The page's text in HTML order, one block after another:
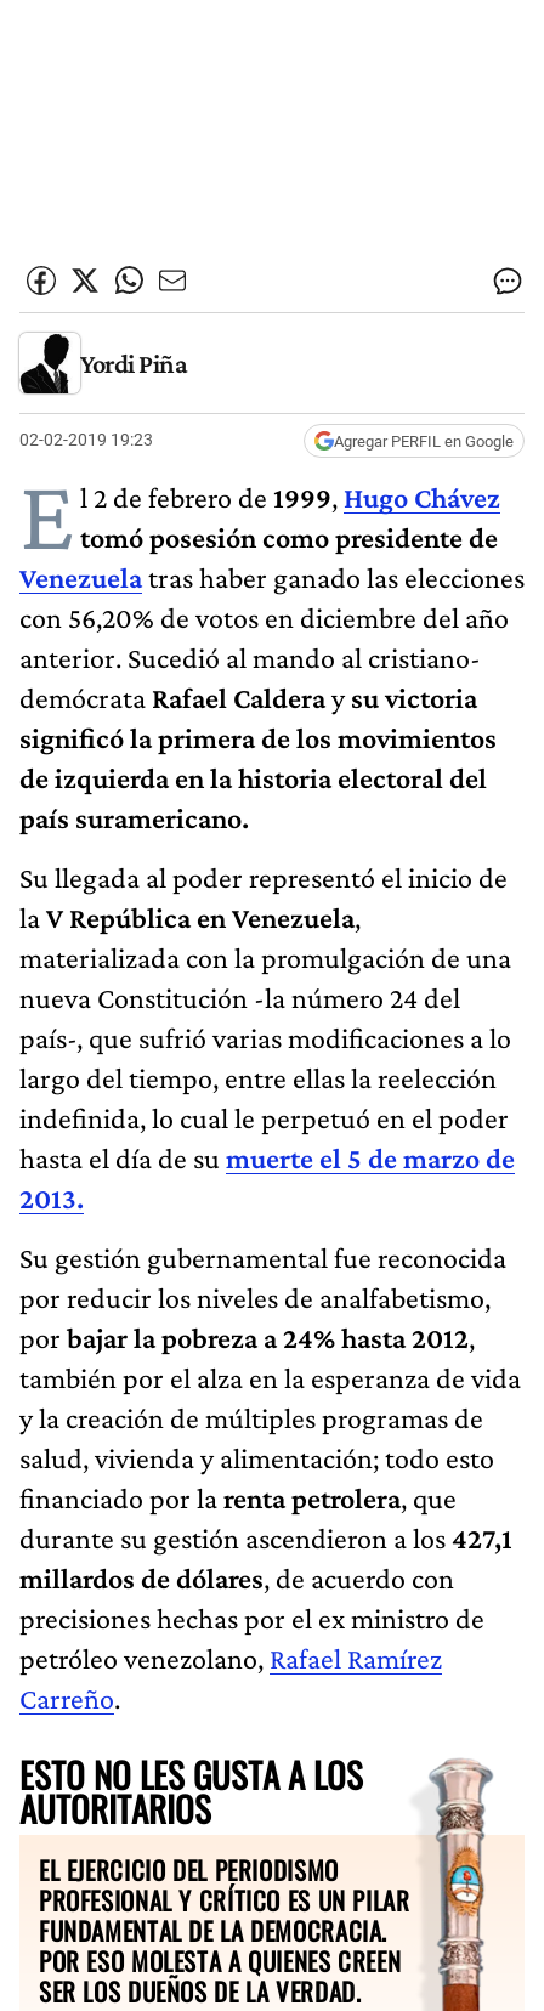
Yordi Piña
02-02-2019 19:23 Agregar PERFIL en Google
E l 2 de febrero de 1999, Hugo Chávez
tomó posesión como presidente de
Venezuelatras haber ganado las elecciones
con 56,20% de votos en diciembre del año
anterior. Sucedió al mando al cristiano-
demócrata Rafael Calderaysu victoria
significó la primera de los movimientos
de izquierda en la historia electoral del
país suramericano.
Su llegada al poder representó el inicio de
laV República en Venezuela,
materializada con la promulgación de una
nueva Constitución -la número 24 del
país-, que sufrió varias modificaciones a lo
largo del tiempo, entre ellas la reelección
indefinida, lo cual le perpetuó en el poder
hasta el día de su muerte el 5 de marzo de
2013.
Su gestión gubernamental fue reconocida
por reducir los niveles de analfabetismo,
por bajar la pobreza a 24% hasta 2012,
también por el alza en la esperanza de vida
y la creación de múltiples programas de
salud, vivienda y alimentación; todo esto
financiado por larenta petrolera, que
durante su gestión ascendieron a los427,1
millardos de dólares, de acuerdo con
precisiones hechas por el ex ministro de
petróleo venezolano, Rafael Ramírez
Carreño.
ESTO NO LES GUSTA A LOS
AUTORITARIOS
EL EJERCICIO DEL PERIODISMO
PROFESIONAL Y CRÍTICO ES UN PILAR
FUNDAMENTAL DE LA DEMOCRACIA.
POR ESO MOLESTA A QUIENES CREEN
SER LOS DUEÑOS DE LA VERDAD.